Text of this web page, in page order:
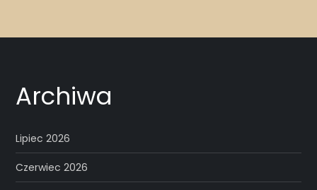
Archiwa
Lipiec 2026
Czerwiec 2026